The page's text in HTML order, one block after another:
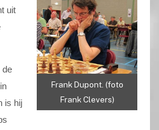
Frank Dupont. (foto
Frank Clevers)
uit
de
is hij